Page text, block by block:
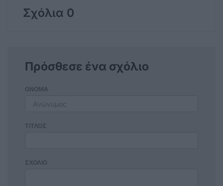
Σχόλια 0
Πρόσθεσε ένα σχόλιο
ΟΝΟΜΑ
ΤΙΤΛΟΣ
ΣΧΟΛΙΟ